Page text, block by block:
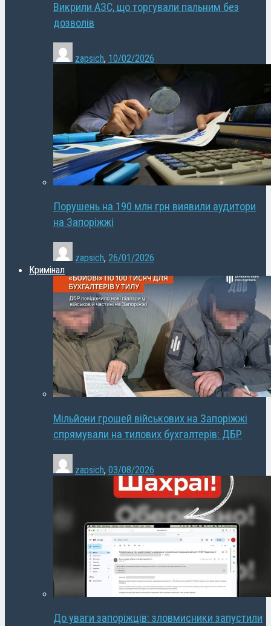
Викрили АЗС, що торгували пальним без
дозволів
zapsich, 10/02/2026
Порушень на 190 млн грн виявили аудитори
на Запоріжжі
zapsich, 26/01/2026
Кримінал
Мільйони грошей військових на Запоріжжі
спрямували на тилових бухгалтерів: ДБР
zapsich, 03/08/2026
До уваги запоріжців: зловмисники запустили